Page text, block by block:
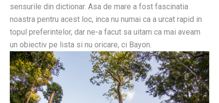
sensurile din dictionar. Asa de mare a fost fascinatia
noastra pentru acest loc, inca nu numai ca a urcat rapid in
topul preferintelor, dar ne-a facut sa uitam ca mai aveam
un obiectiv pe lista si nu oricare, ci Bayon.